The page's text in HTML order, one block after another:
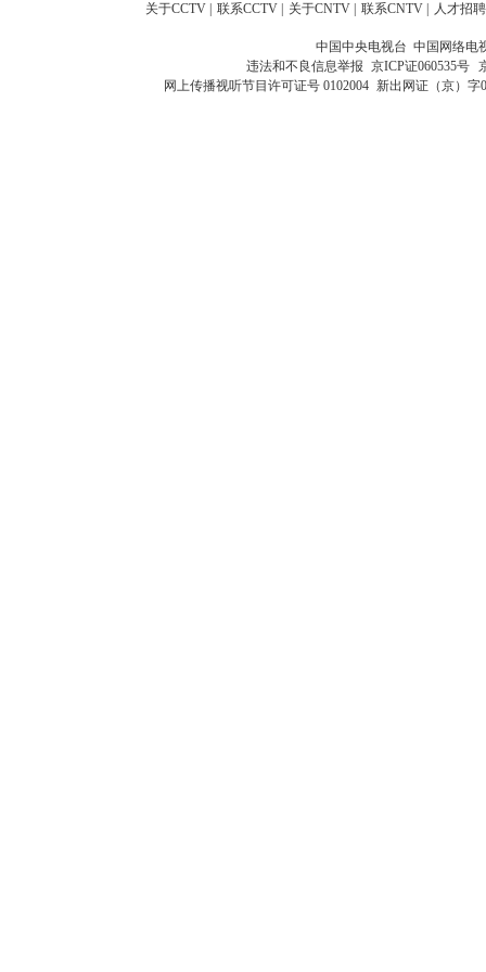
关于CCTV 联系CCTV 关于CNTV 联系CNTV 人才招聘
中国中央电视台 中国网络电
违法和不良信息举报 京ICP证060535号
网上传播视听节目许可证号 0102004 新出网证（京）